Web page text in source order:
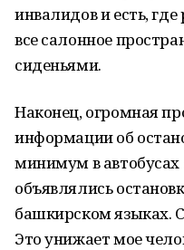
инвалидов и есть, где
все салонное
сиденьями.
Наконец, огромная
информации об
минимум в автобусах
объявлялись
башкирском языках.
Это унижает мое